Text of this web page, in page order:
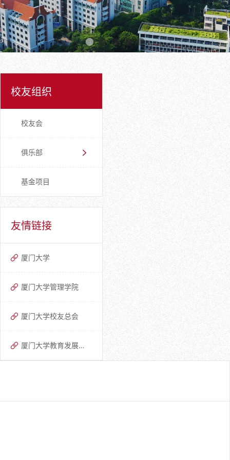
校友组织
校友会
俱乐部
基金项目
友情链接
厦门大学
厦门大学管理学院
厦门大学校友总会
厦门大学教育发展基金会